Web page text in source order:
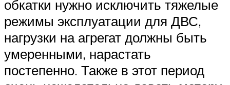
обкатки нужно исключить тяжелые
режимы эксплуатации для ДВС,
нагрузки на агрегат должны быть
умеренными, нарастать
постепенно. Также в этот период